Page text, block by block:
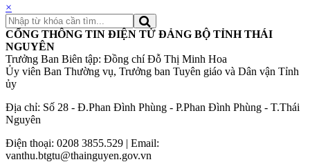
×
CỔNG THÔNG TIN ĐIỆN TỬ ĐẢNG BỘ TỈNH THÁI
NGUYÊN
Trưởng Ban Biên tập: Đồng chí Đỗ Thị Minh Hoa
Ủy viên Ban Thường vụ, Trưởng ban Tuyên giáo và Dân vận Tỉnh
ủy
Địa chỉ: Số 28 - Đ.Phan Đình Phùng - P.Phan Đình Phùng - T.Thái
Nguyên
Điện thoại: 0208 3855.529 | Email:
vanthu.btgtu@thainguyen.gov.vn